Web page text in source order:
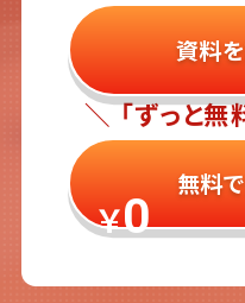
資料
＼ 「ずっと無
￥0
無料